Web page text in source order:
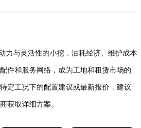
力与灵活性的小挖，油耗经济、维护成本
件和服务网络，成为工地和租赁市场的
定工况下的配置建议或最新报价，建议
获取详细方案。